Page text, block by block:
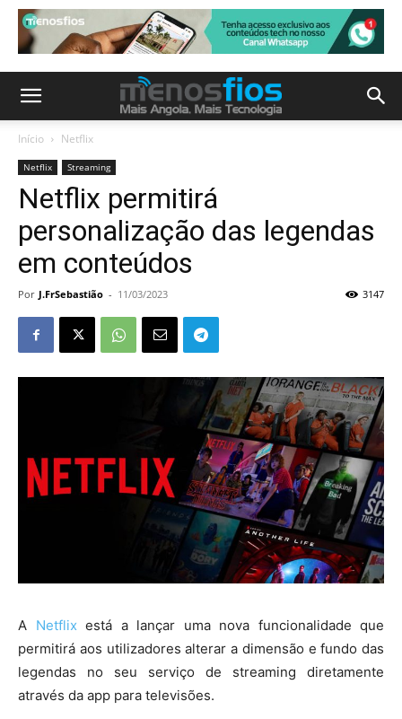
Início Netflix
Netflix Streaming
Netflix permitirá
personalização das legendas
em conteúdos
Por J.FrSebastião - 11/03/2023 3147
A Netflix está a lançar uma nova funcionalidade que
permitirá aos utilizadores alterar a dimensão e fundo das
legendas no seu serviço de streaming diretamente
através da app para televisões.